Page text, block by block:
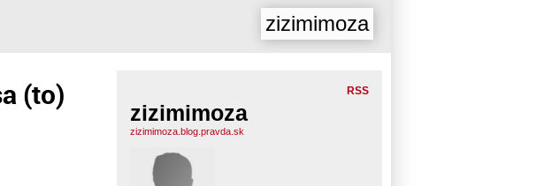
zizimimoza
(to)
RSS
zizimimoza
zizimimoza.blog.pravda.sk